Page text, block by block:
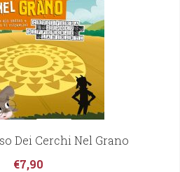
Dei Cerchi Nel Grano
€7,90